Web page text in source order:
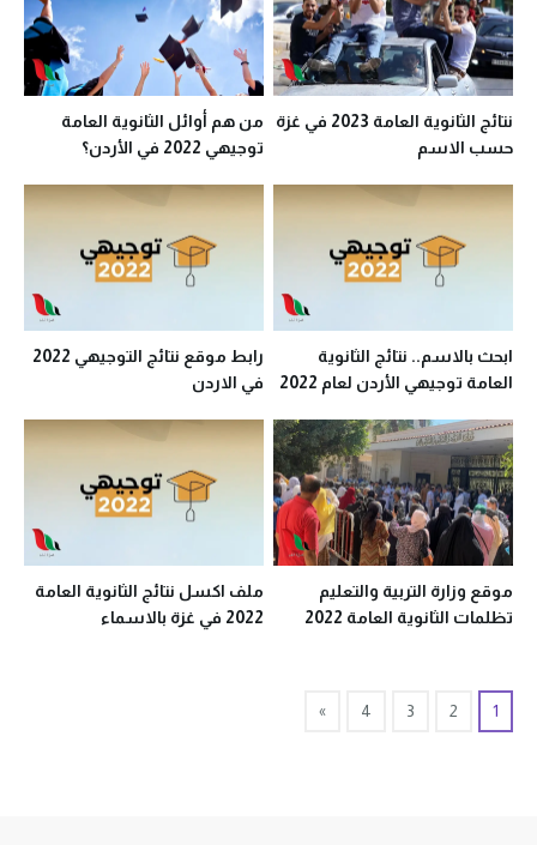
نتائج الثانوية العامة 2023 في غزة
حسب الاسم
من هم أوائل الثانوية العامة
توجيهي 2022 في الأردن؟
ابحث بالاسم.. نتائج الثانوية
العامة توجيهي الأردن لعام 2022
رابط موقع نتائج التوجيهي 2022
في الاردن
موقع وزارة التربية والتعليم
تظلمات الثانوية العامة 2022
ملف اكسل نتائج الثانوية العامة
2022 في غزة بالاسماء
1
2
3
4
»